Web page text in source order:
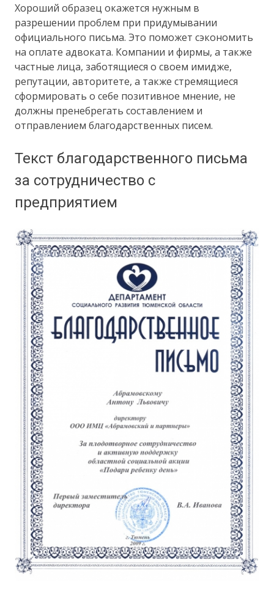
Хороший образец окажется нужным в
разрешении проблем при придумывании
официального письма. Это поможет сэкономить
на оплате адвоката. Компании и фирмы, а также
частные лица, заботящиеся о своем имидже,
репутации, авторитете, а также стремящиеся
сформировать о себе позитивное мнение, не
должны пренебрегать составлением и
отправлением благодарственных писем.
Текст благодарственного письма
за сотрудничество с
предприятием